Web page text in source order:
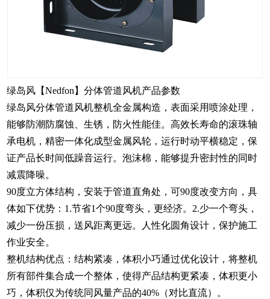
绿岛风【Nedfon】分体管道风机产品参数
绿岛风分体管道风机整机全金属构造，表面采用喷涂处理，
能够防潮防腐蚀、生锈，防火性能佳。高效长寿命的滚珠轴
承电机，精密一体化成型金属风轮，运行时动平横稳定，保
证产品长时间低躁音运行。泡沫棉，能够提升密封性的同时
减震降噪。
90度立方体结构，安装于管道直角处，可90度改变方向，具
体如下优势：1.节省1个90度弯头，更经济。2.少一个弯头，
减少一份压损，送风距离更远。人性化圆角设计，保护施工
作业安全。
整机结构优点：结构紧凑，体积小巧通过优化设计，将整机
所有部件集合成一个整体，使得产品结构更紧凑，体积更小
巧，体积仅为传统同风量产品的40%（对比直流）。